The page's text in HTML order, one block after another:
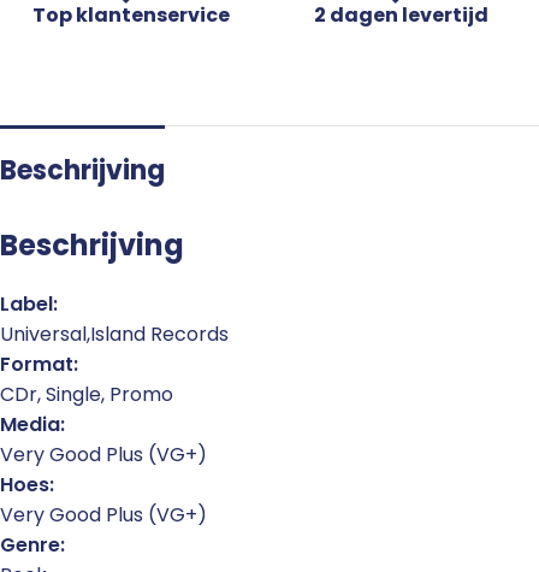
Top klantenservice 2 dagen levertijd
Beschrijving
Beschrijving
Label:
Universal,Island Records
Format:
CDr, Single, Promo
Media:
Very Good Plus (VG+)
Hoes:
Very Good Plus (VG+)
Genre: